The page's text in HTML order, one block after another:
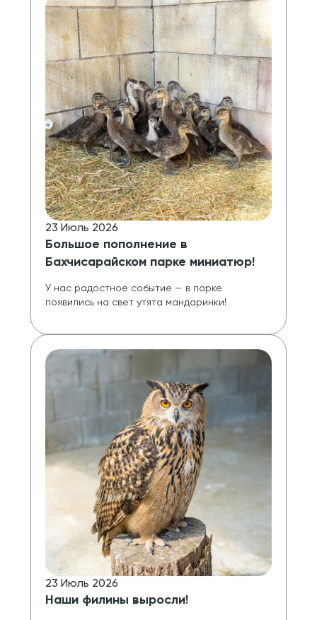
23 Июль 2026
Большое пополнение в
Бахчисарайском парке миниатюр!
У нас радостное событие — в парке
появились на свет утята мандаринки!
23 Июль 2026
Наши филины выросли!